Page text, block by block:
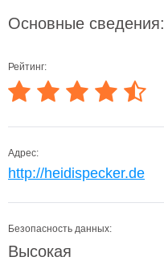
Основные сведения:
Рейтинг:
Адрес:
http://heidispecker.de
Безопасность данных:
Высокая